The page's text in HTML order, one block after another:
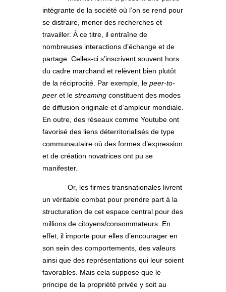
intégrante de la société où l’on se rend pour
se distraire, mener des recherches et
travailler. À ce titre, il entraîne de
nombreuses interactions d’échange et de
partage. Celles-ci s’inscrivent souvent hors
du cadre marchand et relèvent bien plutôt
de la réciprocité. Par exemple, le peer-to-
peer et le streaming constituent des modes
de diffusion originale et d’ampleur mondiale.
En outre, des réseaux comme Youtube ont
favorisé des liens déterritorialisés de type
communautaire où des formes d’expression
et de création novatrices ont pu se
manifester.
Or, les firmes transnationales livrent
un véritable combat pour prendre part à la
structuration de cet espace central pour des
millions de citoyens/consommateurs. En
effet, il importe pour elles d’encourager en
son sein des comportements, des valeurs
ainsi que des représentations qui leur soient
favorables. Mais cela suppose que le
principe de la propriété privée y soit au